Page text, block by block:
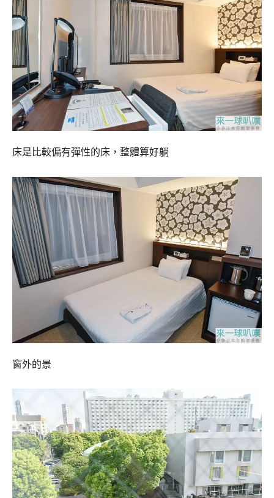
床是比較偏有彈性的床，整體算好躺
窗外的景